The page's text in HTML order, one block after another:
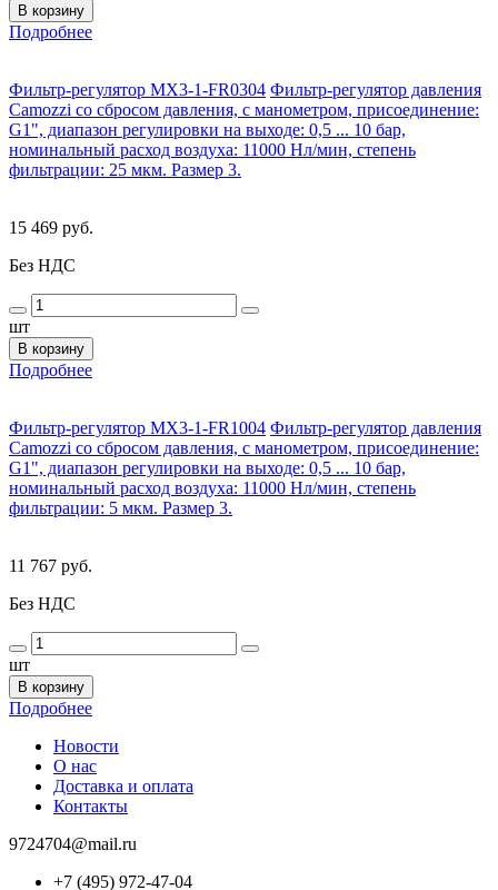
В корзину
Подробнее
Фильтр-регулятор MX3-1-FR0304 Фильтр-регулятор давления
Camozzi со сбросом давления, с манометром, присоединение:
G1", диапазон регулировки на выходе: 0,5 ... 10 бар,
номинальный расход воздуха: 11000 Нл/мин, степень
фильтрации: 25 мкм. Размер 3.
15 469 руб.
Без НДС
шт
В корзину
Подробнее
Фильтр-регулятор MX3-1-FR1004 Фильтр-регулятор давления
Camozzi со сбросом давления, с манометром, присоединение:
G1", диапазон регулировки на выходе: 0,5 ... 10 бар,
номинальный расход воздуха: 11000 Нл/мин, степень
фильтрации: 5 мкм. Размер 3.
11 767 руб.
Без НДС
шт
В корзину
Подробнее
Новости
О нас
Доставка и оплата
Контакты
9724704@mail.ru
+7 (495) 972-47-04